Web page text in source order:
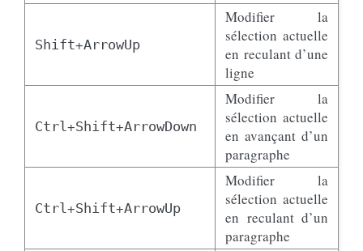
Shift+ArrowUp
Modifier la
sélection actuelle
en reculant d’une
ligne
Ctrl +Shift+ArrowDown
Modifier la
sélection actuelle
en avançant d’un
paragraphe
Ctrl +Shift+ArrowUp
Modifier la
sélection actuelle
en reculant d’un
paragraphe